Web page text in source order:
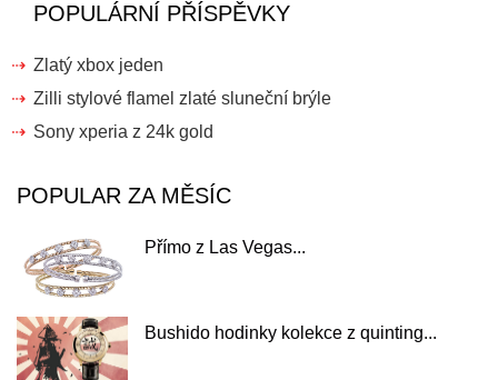
POPULÁRNÍ PŘÍSPĚVKY
Zlatý xbox jeden
Zilli stylové flamel zlaté sluneční brýle
Sony xperia z 24k gold
POPULAR ZA MĚSÍC
Přímo z Las Vegas...
Bushido hodinky kolekce z quinting...